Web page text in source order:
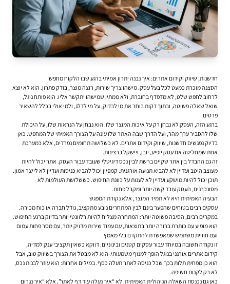
חדשנות, שיווק וקידום אתרים: איך נבנה יתרון אמיתי ברגע שבו הלקוח מחפש
הסצנה מוכרת כמעט לכל בעל עסק. מישהו צריך שירות, רוצה מוצר, בודק פתרון. הוא לא יוצא
לרחוב לחפש שלט, לא מדפדף בחוברת, ולא ממתין שמישהו יתקשר אליו. הוא פותח גוגל,
שואל שאלה פשוטה, ובתוך דקות בוחר את מי לבדוק, על מי לדלג, ולמי אולי בכלל להשאיר
פרטים.
ברגע הזה, העסק לא נבחן רק על איכות המוצר שלו. הוא נבחן על הנראות שלו, על היכולת
שלו להסביר ערך מהר, ועל הדרך שבה האתר שלו עונה על הצורך האמיתי של המחפש. כאן
בדיוק נפגשים חדשנות, שיווק וקידום אתרים. לא כשלושה תחומים נפרדים, אלא כמערכת
אחת שמחליטה אם עסק יופיע, יובן, ויישקל ברצינות.
זה גם ההבדל בין אתר שקיים ברשת לבין נכס דיגיטלי שעובד עבור העסק. אתר יכול להיות
מעוצב היטב ועדיין לא להביא תנועה אורגנית. קמפיין יכול להביא כניסות ועדיין לא לייצר אמון.
תוכן יכול להיות מושקע ועדיין לא לענות על כוונת החיפוש. כששלושת העולמות לא
מסונכרנים, העסק עובד קשה יותר ומקבל פחות.
הבעיה האמיתית היא לא תמיד המוצר, אלא נקודת המפגש
עסקים רבים בטוחים שהפער בינם לבין המתחרים נובע מתקציב, גודל חברה או כוח מכירה.
במקרים רבים, הסיבה פשוטה יותר: המתחרה מצליח להיות רלוונטי יותר בדיוק ברגע החיפוש.
הוא מופיע עם כותרת ברורה יותר בתוצאות, עם עמוד שירות מדויק יותר, עם מסר פחות עמום
ועם חוויית משתמש שמאפשרת להתקדם בלי מאמץ.
זו נקודה חשובה במיוחד עבור עסקים קטנים ובינוניים. דווקא כשאין תקציבי ענק למדיה,
קידום אתרים אורגני בגוגל הופך למנוף משמעותי. הוא לא מבטל את הצורך בשיווק טוב, אבל
הוא כן מפחית תלות בכך שכל כניסה לאתר תעלה כסף. במילים אחרות: הוא עוזר לבנות נכס,
לא רק לקנות חשיפה.
כאן גם נכנסת השאלה הניהולית האמיתית. לא “איך נעלה עוד דף לאתר”, אלא “איך נגרום